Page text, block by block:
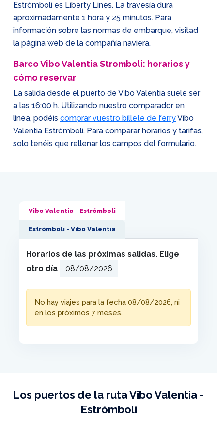
Estrómboli es Liberty Lines. La travesía dura
aproximadamente 1 hora y 25 minutos. Para
información sobre las normas de embarque, visitad
la página web de la compañía naviera.
Barco Vibo Valentia Stromboli: horarios y
cómo reservar
La salida desde el puerto de Vibo Valentia suele ser
a las 16:00 h. Utilizando nuestro comparador en
línea, podéis comprar vuestro billete de ferryVibo
Valentia Estrómboli. Para comparar horarios y tarifas,
solo tenéis que rellenar los campos del formulario.
Vibo Valentia - Estrómboli
Estrómboli - Vibo Valentia
Horarios de las próximas salidas. Elige
otro día
No hay viajes para la fecha 08/08/2026, ni
en los próximos 7 meses.
Los puertos de la ruta Vibo Valentia -
Estrómboli